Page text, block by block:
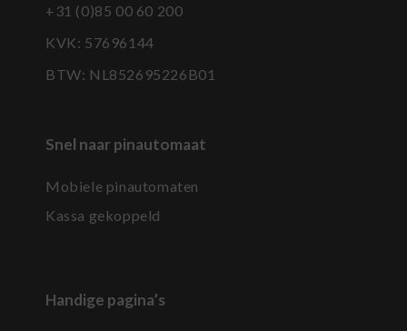
+31 (0)85 00 60 200
KVK: 57696144
BTW: NL852695226B01
Snel naar pinautomaat
Mobiele pinautomaten
Kassa gekoppeld
Handige pagina’s